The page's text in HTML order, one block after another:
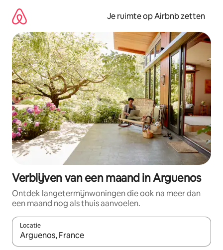
direct
naar
inhoud
Je ruimte op Airbnb zetten
Verblijven van een maand in Arguenos
Ontdek langetermijnwoningen die ook na meer dan
een maand nog als thuis aanvoelen.
Locatie
Wanneer er suggesties beschikbaar zijn, maak je een keuze